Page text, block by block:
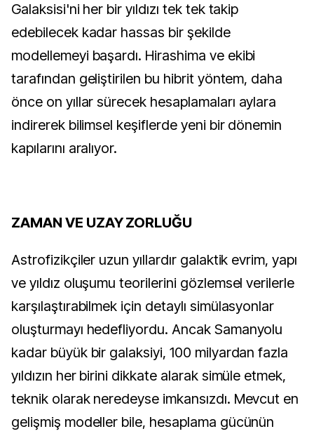
Galaksisi'ni her bir yıldızı tek tek takip
edebilecek kadar hassas bir şekilde
modellemeyi başardı. Hirashima ve ekibi
tarafından geliştirilen bu hibrit yöntem, daha
önce on yıllar sürecek hesaplamaları aylara
indirerek bilimsel keşiflerde yeni bir dönemin
kapılarını aralıyor.
ZAMAN VE UZAY ZORLUĞU
Astrofizikçiler uzun yıllardır galaktik evrim, yapı
ve yıldız oluşumu teorilerini gözlemsel verilerle
karşılaştırabilmek için detaylı simülasyonlar
oluşturmayı hedefliyordu. Ancak Samanyolu
kadar büyük bir galaksiyi, 100 milyardan fazla
yıldızın her birini dikkate alarak simüle etmek,
teknik olarak neredeyse imkansızdı. Mevcut en
gelişmiş modeller bile, hesaplama gücünün